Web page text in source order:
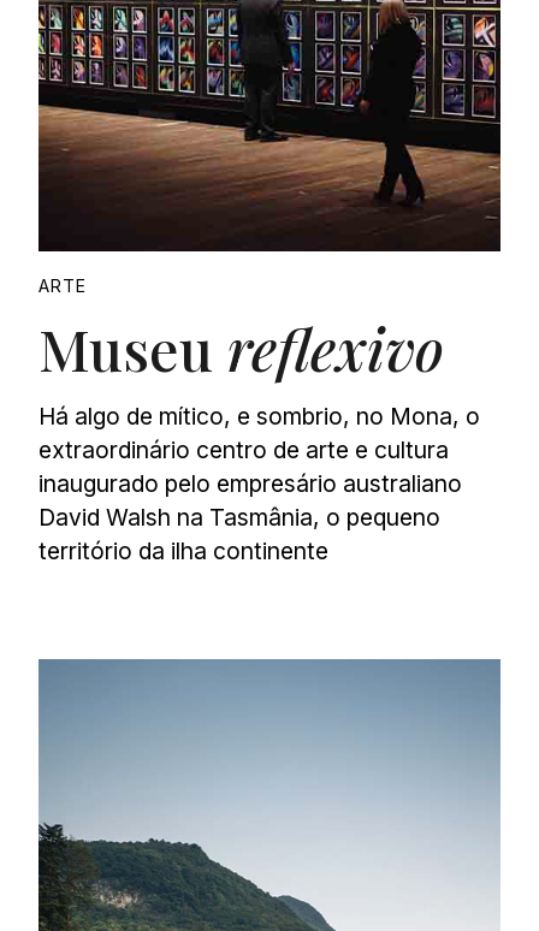
ARTE
Museu reflexivo
Há algo de mítico, e sombrio, no Mona, o
extraordinário centro de arte e cultura
inaugurado pelo empresário australiano
David Walsh na Tasmânia, o pequeno
território da ilha continente